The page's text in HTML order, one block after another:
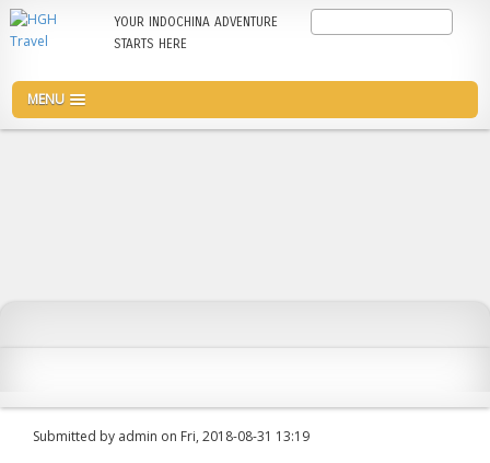
Skip
to
YOUR INDOCHINA ADVENTURE
STARTS HERE
Search
MENU
Submitted by admin on Fri, 2018-08-31 13:19